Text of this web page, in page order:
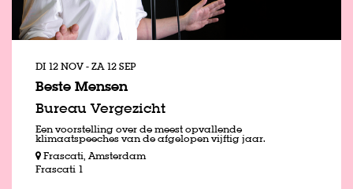
Beste Mensen
Bureau Vergezicht
DI 12 NOV-ZA 12 SEP
Een voorstelling over de meest opvallende
klimaatspeeches van de afgelopen vijftig jaar.
Frascati, Amsterdam
Frascati 1